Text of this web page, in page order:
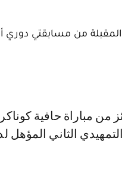
المقبلة من مسابقتي دوري
الثاني المؤهل